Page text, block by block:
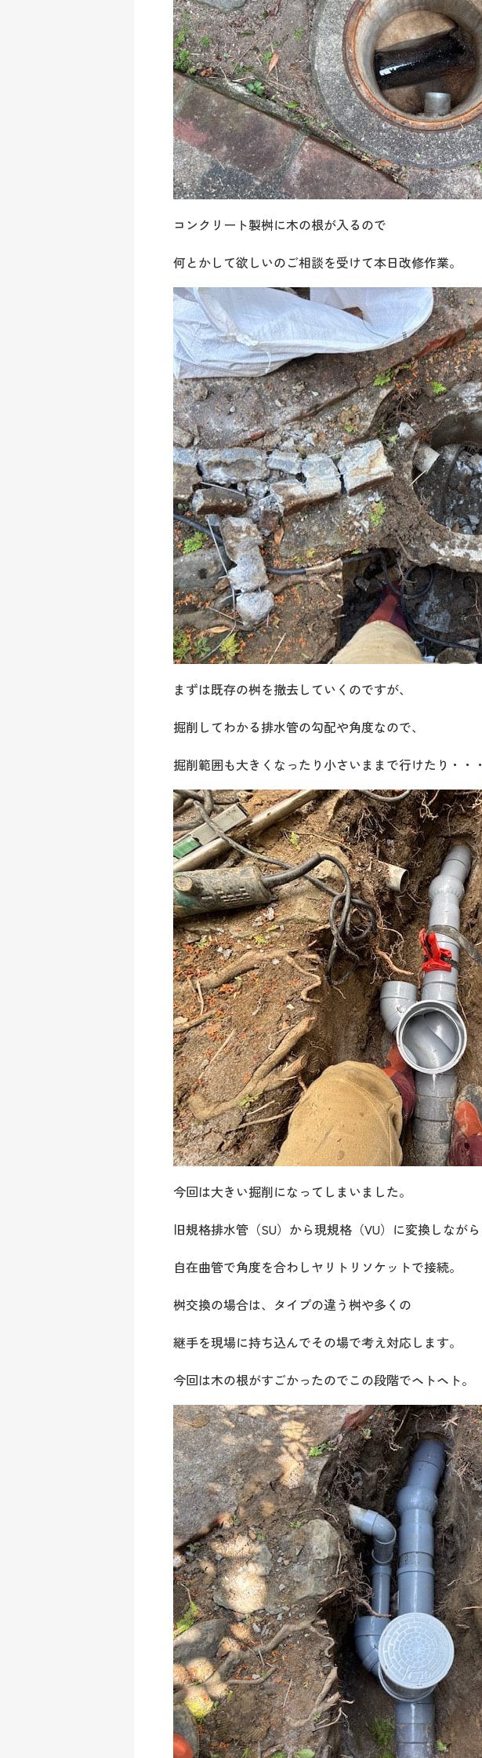
コンクリート製桝に木の根が入るので
何とかして欲しいのご相談を受けて本日改修作業。
まずは既存の桝を撤去していくのですが、
掘削してわかる排水管の勾配や角度なので、
掘削範囲も大きくなったり小さいままで行けたり・・・
今回は大きい掘削になってしまいました。
旧規格排水管（SU）から現規格（VU）に変換しながら
自在曲管で角度を合わしヤリトリソケットで接続。
桝交換の場合は、タイプの違う桝や多くの
継手を現場に持ち込んでその場で考え対応します。
今回は木の根がすごかったのでこの段階でヘトヘト。